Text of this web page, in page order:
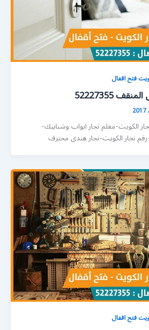
فتح اقفال
52227355
الكويت-معلم نجار ابواب وشبابيك-
نجار الكويت-نجار هندى محترف
فتح اقفال